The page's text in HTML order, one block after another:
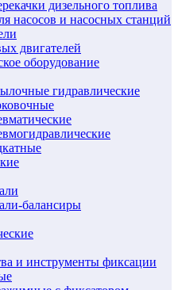
дизельного топлива
насосов и насосных станций
двигателей
оборудование
гидравлические
балансиры
и инструменты фиксации